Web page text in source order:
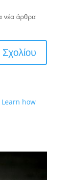
νέα άρθρα
Learn how